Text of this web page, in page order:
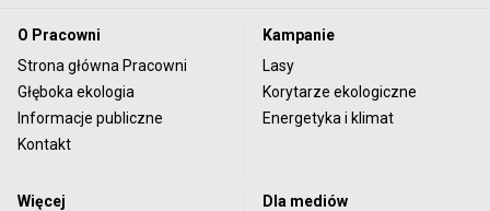
O Pracowni
Strona główna Pracowni
Głęboka ekologia
Informacje publiczne
Kontakt
Kampanie
Lasy
Korytarze ekologiczne
Energetyka i klimat
Więcej
Dla mediów